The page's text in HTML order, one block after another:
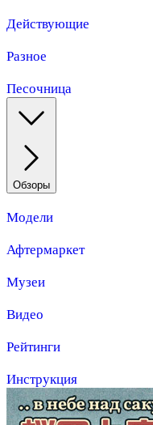
Действующие
Разное
Песочница
Обзоры
Модели
Афтермаркет
Музеи
Видео
Рейтинги
Инструкция